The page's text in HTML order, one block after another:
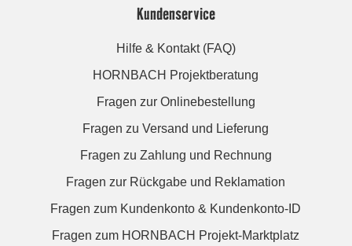
Kundenservice
Hilfe & Kontakt (FAQ)
HORNBACH Projektberatung
Fragen zur Onlinebestellung
Fragen zu Versand und Lieferung
Fragen zu Zahlung und Rechnung
Fragen zur Rückgabe und Reklamation
Fragen zum Kundenkonto & Kundenkonto-ID
Fragen zum HORNBACH Projekt-Marktplatz